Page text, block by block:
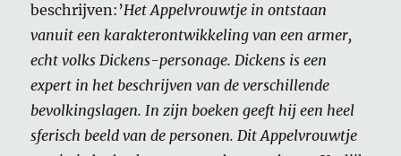
beschrijven:’Het Appelvrouwtje in ontstaan
vanuit een karakterontwikkeling van een armer,
echt volks Dickens-personage. Dickens is een
expert in het beschrijven van de verschillende
bevolkingslagen. In zijn boeken geeft hij een heel
sferisch beeld van de personen. Dit Appelvrouwtje